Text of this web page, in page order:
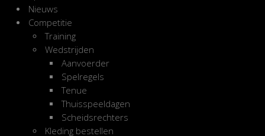
Nieuws
Competitie
Training
Wedstrijden
Aanvoerder
Spelregels
Tenue
Thuisspeeldagen
Scheidsrechters
Kleding bestellen